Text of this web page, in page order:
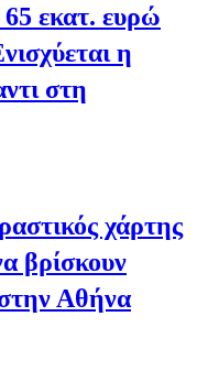
εκατ. ευρώ
η
στη
χάρτης
βρίσκουν
Αθήνα